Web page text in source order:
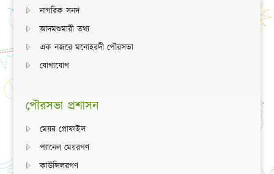
নাগরিক সনদ
আদমশুমারী তথ্য
এক নজরে মনোহরদী পৌরসভা
যোগাযোগ
পৌরসভা প্রশাসন
মেয়র প্রোফাইল
প্যানেল মেয়রগণ
কাউন্সিলরগণ